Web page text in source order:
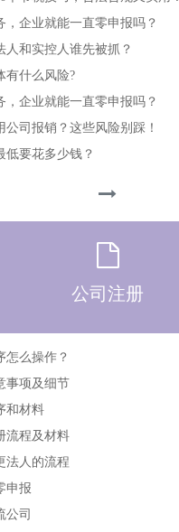
，企业就能一直零申报吗？
人和实控人谁先被抓？
有什么风险?
，企业就能一直零申报吗？
公司报销？这些风险别踩！
低要花多少钱？
公司注册
怎么操作？
事项及细节
和材料
流程及材料
法人的流程
申报
公司